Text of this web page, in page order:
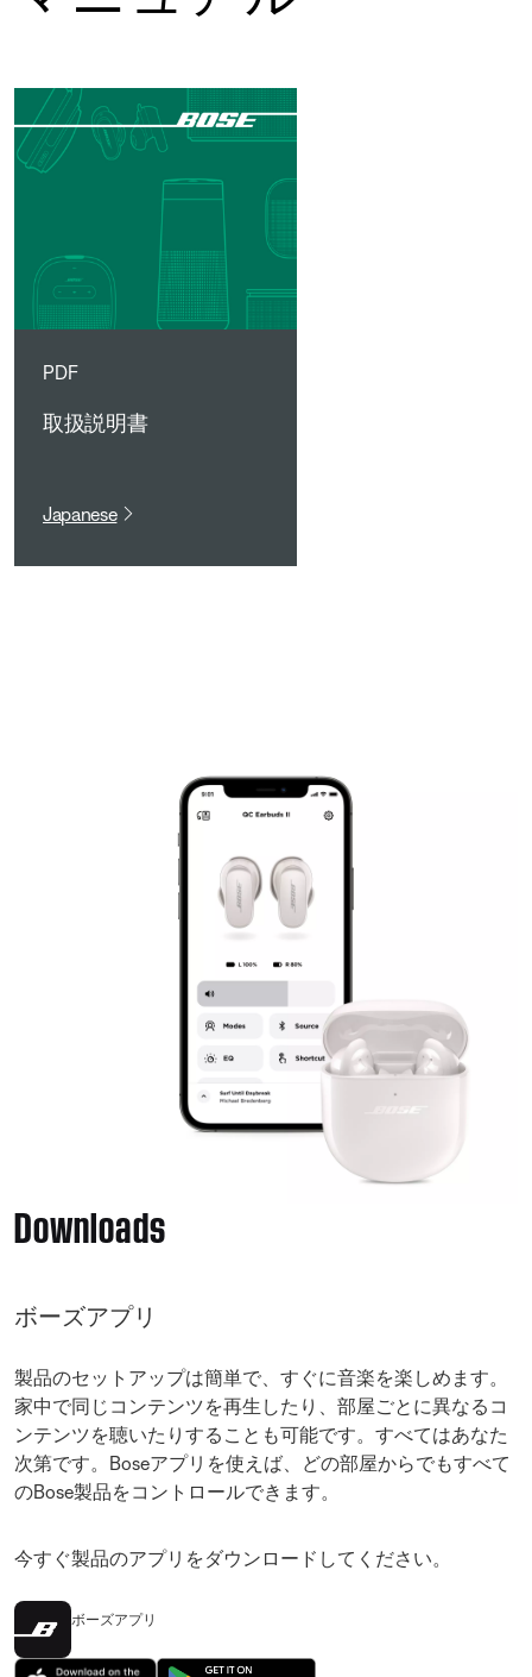
PDF
取扱説明書
Japanese
Downloads
ボーズアプリ
製品のセットアップは簡単で、すぐに音楽を楽しめます。
家中で同じコンテンツを再生したり、部屋ごとに異なるコ
ンテンツを聴いたりすることも可能です。すべてはあなた
次第です。Boseアプリを使えば、どの部屋からでもすべて
のBose製品をコントロールできます。
今すぐ製品のアプリをダウンロードしてください。
ボーズアプリ